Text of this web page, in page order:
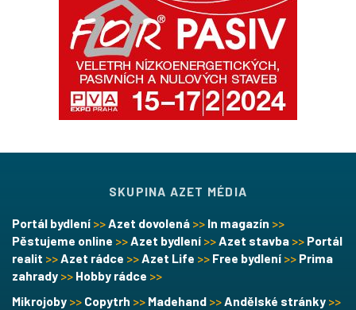
SKUPINA AZET MÉDIA
Portál bydlení >>Azet dovolená >> In magazín >>
Pěstujeme online >>Azet bydlení >>Azet stavba >> Portál
realit >>Azet rádce >>Azet Life >> Free bydlení >> Prima
zahrady >> Hobby rádce >>
Mikrojoby >> Copytrh >> Madehand >>Andělské stránky >>